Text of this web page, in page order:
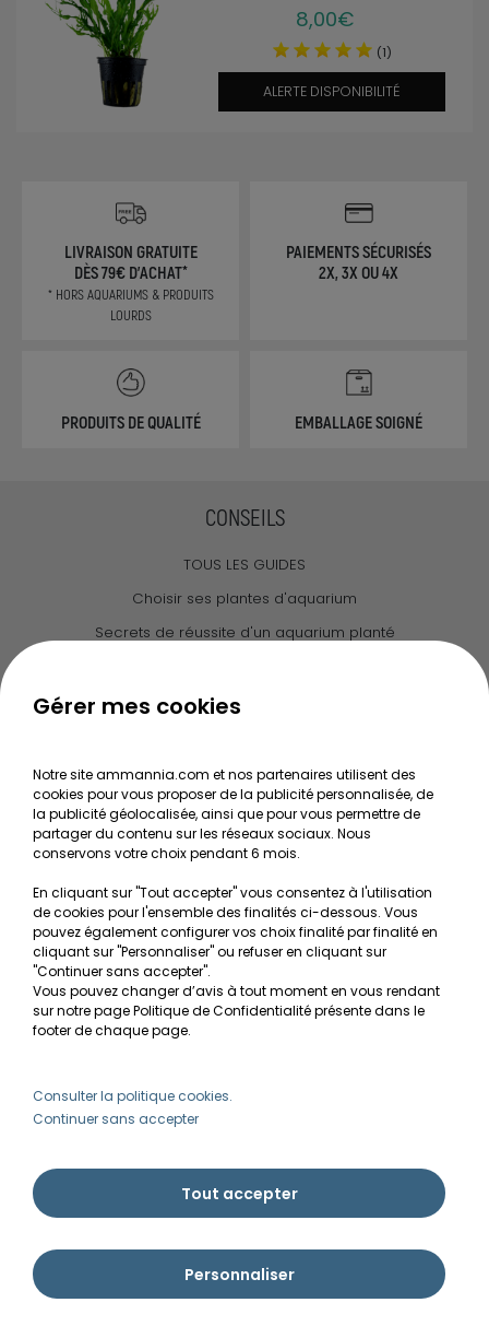
8,00€
(1)
ALERTE DISPONIBILITÉ
LIVRAISON GRATUITE
DÈS 79€ D'ACHAT*
* HORS AQUARIUMS & PRODUITS
LOURDS
PAIEMENTS SÉCURISÉS
2X, 3X OU 4X
PRODUITS DE QUALITÉ EMBALLAGE SOIGNÉ
CONSEILS
TOUS LES GUIDES
Choisir ses plantes d'aquarium
Secrets de réussite d'un aquarium planté
Le journal d'Ammannia
Recherche de Notices de produits
Mentions légales
Conditions générales de vente
RGPD
MON COMPTE
Avantages
Créer un compte client
Besoin d'aide ?
Ammannia © Tous droits réservés 2026 | Imaginé par Pyxishop - Créé par
Gérer mes cookies
Notre site ammannia.com et nos partenaires utilisent des
cookies pour vous proposer de la publicité personnalisée, de
la publicité géolocalisée, ainsi que pour vous permettre de
partager du contenu sur les réseaux sociaux. Nous
conservons votre choix pendant 6 mois.
En cliquant sur "Tout accepter" vous consentez à l'utilisation
de cookies pour l'ensemble des finalités ci-dessous. Vous
pouvez également configurer vos choix finalité par finalité en
cliquant sur "Personnaliser" ou refuser en cliquant sur
"Continuer sans accepter".
Vous pouvez changer d’avis à tout moment en vous rendant
sur notre page Politique de Confidentialité présente dans le
footer de chaque page.
Consulter la politique cookies.
Continuer sans accepter
Tout accepter
Personnaliser